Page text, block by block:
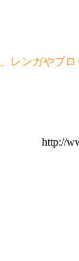
レンガやブ
http://